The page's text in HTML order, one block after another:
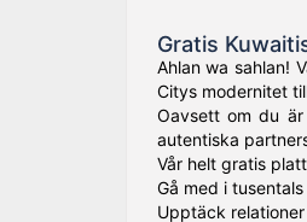
Gratis
Ahlan wa sahlan!
Citys modernitet
Oavsett om du
autentiska
Vår helt gratis
Gå med i
Upptäck